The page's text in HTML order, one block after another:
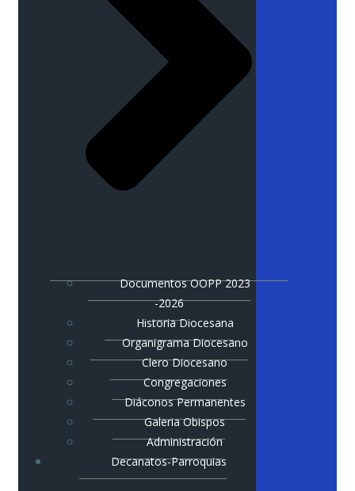
Documentos OOPP 2023
-2026
Historia Diocesana
Organigrama Diocesano
Clero Diocesano
Congregaciones
Diáconos Permanentes
Galeria Obispos
Administración
Decanatos-Parroquias